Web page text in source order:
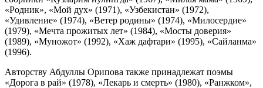
«Родник», «Мой дух» (1971), «Узбекистан» (1972),
«Удивление» (1974), «Ветер родины» (1974), «Милосердие»
(1979), «Мечта прожитых лет» (1984), «Мосты доверия»
(1989), «Муножот» (1992), «Хаж дафтари» (1995), «Сайланма»
(1996).
Авторству Абдуллы Орипова также принадлежат поэмы
«Дорога в рай» (1978), «Лекарь и смерть» (1980), «Ранжком»,